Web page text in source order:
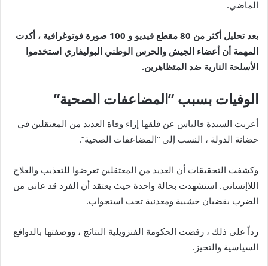
الماضي.
بعد تحليل أكثر من 80 مقطع فيديو و 100 صورة فوتوغرافية ، أكدت
المهمة أن أعضاء الجيش والحرس الوطني البوليفاري استخدموا
الأسلحة النارية ضد المتظاهرين.
الوفيات بسبب “المضاعفات الصحية”
أعربت السيدة فالياس عن قلقها إزاء وفاة العديد من المعتقلين في
حضانة الدولة ، النسب إلى “المضاعفات الصحية”.
وكشفت التحقيقات أن العديد من المعتقلين تعرضوا للتعذيب والعلاج
اللاإنساني. استشهدت بحالة واحدة حيث يعتقد أن الفرد قد عانى من
الضرب بقضبان خشبية ومعدنية تحت استجواب.
رداً على ذلك ، رفضت الحكومة الفنزويلية النتائج ، ووصفتها بالدوافع
السياسية والتحيز.